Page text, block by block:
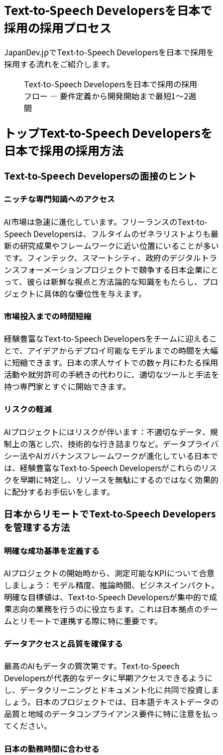
Text-to-Speech Developersを日本で
採用の採用プロセス
JapanDev.jpでText-to-Speech Developersを日本で採用を
採用する流れをご紹介します。
Text-to-Speech Developersを日本で採用の採用
フロー — 要件定義から開発開始まで最短1〜2週
間
トップText-to-Speech Developersを
日本で採用の採用方法
Text-to-Speech Developersの面接のヒント
ニッチな専門知識へのアクセス
AI市場は急速に進化しています。フリーランスのText-to-
Speech Developersは、フルタイムのゼネラリストよりも最
新の研究成果やフレームワークに近い位置にいることが多い
です。フィンテック、スマートシティ、政府のデジタルトラ
ンスフォーメーションプロジェクトで競争する日本企業にと
って、彼らは新鮮な視点と方法論的な知識をもたらし、プロ
ジェクトに具体的な優位性を与えます。
市場投入までの時間短縮
経験豊富なText-to-Speech Developersをチームに迎えるこ
とで、アイデアからデプロイ可能なモデルまでの時間を大幅
に短縮できます。日本の求人サイトでの数ヶ月にわたる採用
活動や就労許可の手続きの代わりに、適切なツールと手法を
持つ専門家とすぐに開始できます。
リスクの軽減
AIプロジェクトにはリスクが伴います：不適切なデータ、規
制上の落とし穴、技術的な行き詰まりなど。データプライバ
シー法やAIガバナンスフレームワークが進化している日本で
は、経験豊富なText-to-Speech Developersがこれらのリス
クを早期に特定し、リソースを無駄にするのではなく効果的
に配分するお手伝いをします。
日本からリモートでText-to-Speech Developers
を管理する方法
明確な成功基準を定義する
AIプロジェクトの開始時から、測定可能なKPIについて合意
しましょう：モデル精度、推論時間、ビジネスインパクト。
明確な目標値は、Text-to-Speech Developersが集中的で成
果志向の業務を行うのに役立ちます。これは日本拠点のチー
ムとリモートで連携する際に特に重要です。
データアクセスと品質を確保する
最高のAIもデータの質次第です。Text-to-Speech
Developersが代表的なデータに早期アクセスできるように
し、データクリーニングとドキュメント化に共同で投資しま
しょう。日本のプロジェクトでは、日本語テキストデータの
品質と地域のデータコンプライアンス要件に特に注意を払っ
てください。
日本の勤務時間に合わせる